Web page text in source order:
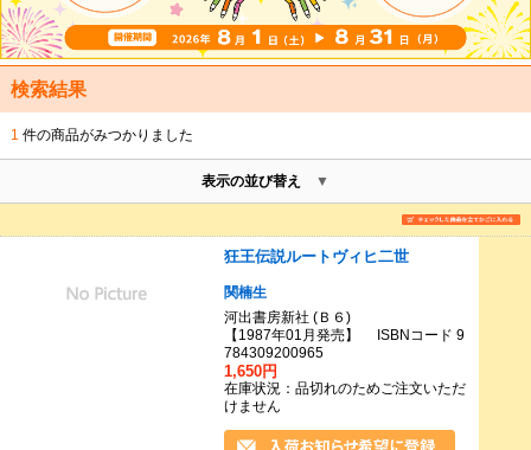
検索結果
1 件の商品がみつかりました
表示の並び替え
狂王伝説ルートヴィヒ二世
関楠生
河出書房新社 (Ｂ６)
【1987年01月発売】 ISBNコード 9
784309200965
1,650円
在庫状況：品切れのためご注文いただ
けません